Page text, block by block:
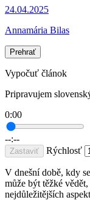
24.04.2025
Annamária Bilas
Prehrať
Vypočuť článok
Pripravujem
0:00
--:--
Zastaviť Rýchlosť
V dnešní době, kdy
může být těžké
nejdůležitějších